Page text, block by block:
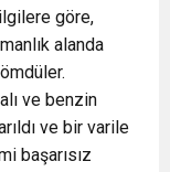
göre,
alanda
ve benzin
ve bir varile
başarısız